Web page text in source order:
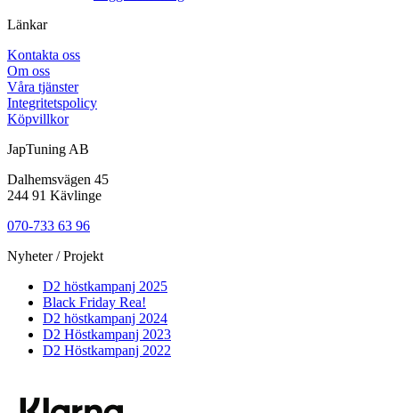
Länkar
Kontakta oss
Om oss
Våra tjänster
Integritetspolicy
Köpvillkor
JapTuning AB
Dalhemsvägen 45
244 91 Kävlinge
070-733 63 96
Nyheter / Projekt
D2 höstkampanj 2025
Black Friday Rea!
D2 höstkampanj 2024
D2 Höstkampanj 2023
D2 Höstkampanj 2022